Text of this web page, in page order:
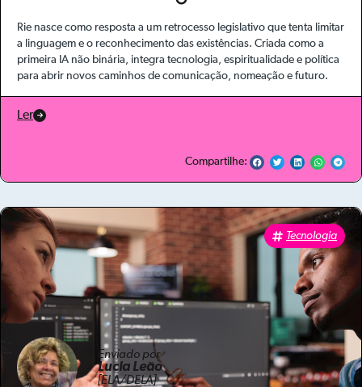
Rie nasce como resposta a um retrocesso legislativo que tenta limitar
a linguagem e o reconhecimento das existências. Criada como a
primeira IA não binária, integra tecnologia, espiritualidade e política
para abrir novos caminhos de comunicação, nomeação e futuro.
Ler
Compartilhe:
Tecnologia
Enviado por
Lucia Leão
[ELA/DELA]